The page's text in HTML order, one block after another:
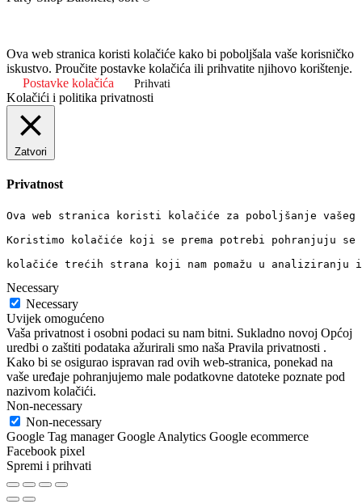
Ova web stranica koristi kolačiće kako bi poboljšala vaše korisničko
iskustvo. Proučite postavke kolačića ili prihvatite njihovo korištenje.
Postavke kolačića
Prihvati
Kolačići i politika privatnosti
Zatvori
Privatnost
Ova web stranica koristi kolačiće za poboljšanje
Koristimo kolačiće koji se prema potrebi pohranjuju
kolačiće trećih strana koji nam pomažu u
Necessary
Necessary
Uvijek omogućeno
Vaša privatnost i osobni podaci su nam bitni. Sukladno novoj Općoj
uredbi o zaštiti podataka ažurirali smo naša Pravila privatnosti .
Kako bi se osigurao ispravan rad ovih web-stranica, ponekad na
vaše uređaje pohranjujemo male podatkovne datoteke poznate pod
nazivom kolačići.
Non-necessary
Non-necessary
Google Tag manager Google Analytics Google ecommerce
Facebook pixel
Spremi i prihvati